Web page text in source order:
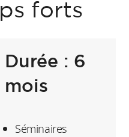
forts
Durée : 6
mois
Séminaires